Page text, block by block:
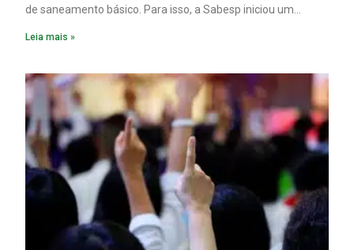
de saneamento básico. Para isso, a Sabesp iniciou um
milhões.
Leia mais »